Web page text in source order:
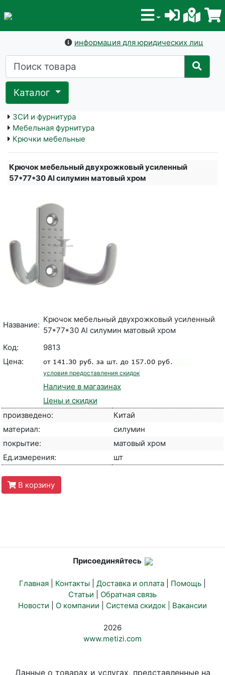
информация для юридических лиц
Каталог
ЗСИ и фурнитура
Мебельная фурнитура
Крючки мебельные
Крючок мебельный двухрожковый усиленный
57*77*30 Al силумин матовый хром
Название:
Крючок мебельный двухрожковый усиленный
57*77*30 Al силумин матовый хром
Код:
9813
Цена:
условия предоставления скидок
Наличие в магазинах
Цены и скидки
произведено:
Китай
материал:
силумин
покрытие:
матовый хром
Ед.измерения:
шт
В корзину
Присоединяйтесь
Главная Контакты Доставка и оплата Помощь
Статьи
Обратная связь
Новости
О компании Система скидок | Вакансии
2026
www.metizi.com
Данные о товарах и услугах, представленные на